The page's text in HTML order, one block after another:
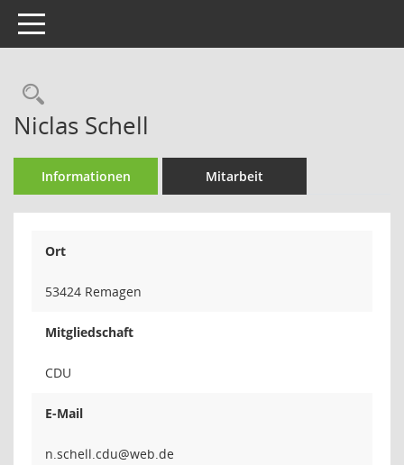
Toggle navigation
Rechercheauswahl
Niclas Schell
Informationen Mitarbeit
Ort
53424 Remagen
Mitgliedschaft
CDU
E-Mail
udc.ll